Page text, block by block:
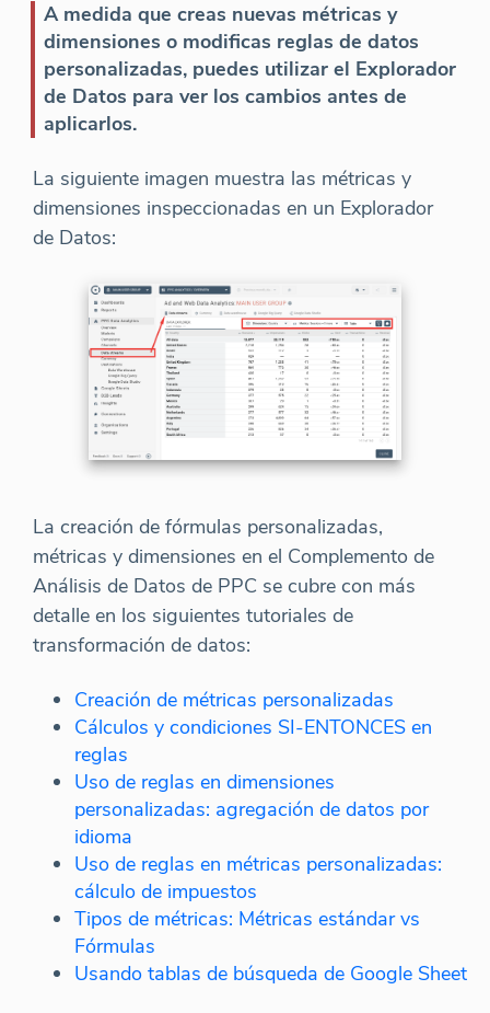
A medida que creas nuevas métricas y
dimensiones o modificas reglas de datos
personalizadas, puedes utilizar el Explorador
de Datos para ver los cambios antes de
aplicarlos.
La siguiente imagen muestra las métricas y
dimensiones inspeccionadas en un Explorador
de Datos:
La creación de fórmulas personalizadas,
métricas y dimensiones en el Complemento de
Análisis de Datos de PPC se cubre con más
detalle en los siguientes tutoriales de
transformación de datos:
Creación de métricas personalizadas
Cálculos y condiciones SI-ENTONCES en
reglas
Uso de reglas en dimensiones
personalizadas: agregación de datos por
idioma
Uso de reglas en métricas personalizadas:
cálculo de impuestos
Tipos de métricas: Métricas estándar vs
Fórmulas
Usando tablas de búsqueda de Google Sheet